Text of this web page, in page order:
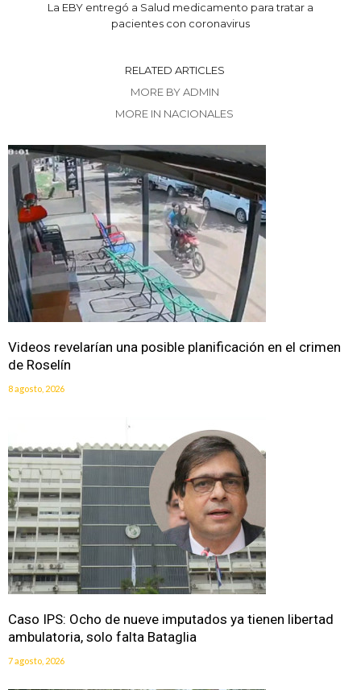
La EBY entregó a Salud medicamento para tratar a
pacientes con coronavirus
RELATED ARTICLES
MORE BY ADMIN
MORE IN NACIONALES
Videos revelarían una posible planificación en el crimen
de Roselín
8 agosto, 2026
Caso IPS: Ocho de nueve imputados ya tienen libertad
ambulatoria, solo falta Bataglia
7 agosto, 2026